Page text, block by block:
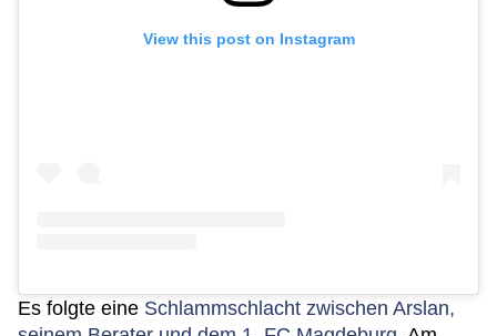
View this post on Instagram
Es folgte eine Schlammschlacht zwischen Arslan,